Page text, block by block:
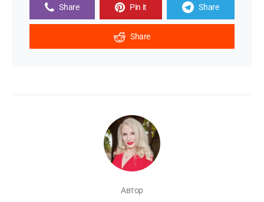
Share Pin it Share
Share
Автор